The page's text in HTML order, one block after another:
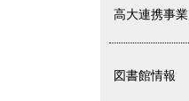
高大連携事業
図書館情報